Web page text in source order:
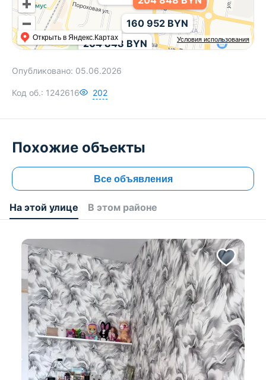
Условия использования
Открыть в Яндекс.Картах
160 952 BYN
240 000 BYN
204 848 BYN
Опубликовано: 05.06.2026
Код об.: 1242616 202
Похожие объекты
Все объявления
На этой улице В этом районе